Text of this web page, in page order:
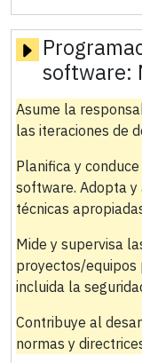
software:
Asume la
las iteraciones de
Planifica y
software. Adopta
técnicas
Mide y supervisa
proyectos/equipos
incluida la
Contribuye al
normas y